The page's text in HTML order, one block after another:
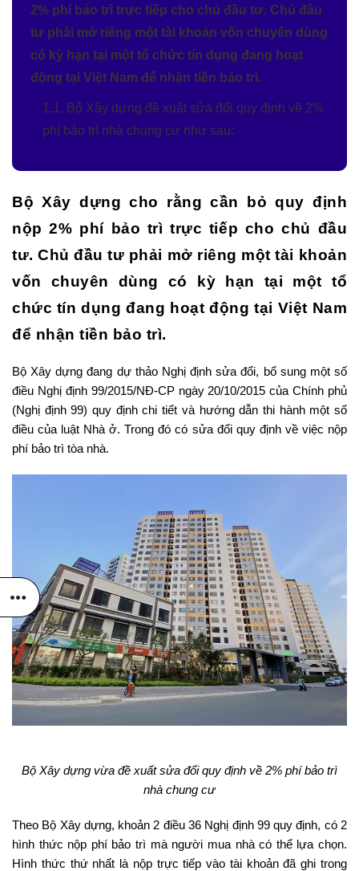
2% phí bảo trì trực tiếp cho chủ đầu tư. Chủ đầu
tư phải mở riêng một tài khoản vốn chuyên dùng
có kỳ hạn tại một tổ chức tín dụng đang hoạt
động tại Việt Nam để nhận tiền bảo trì.
1.1. Bộ Xây dựng đề xuất sửa đổi quy định về 2%
phí bảo trì nhà chung cư như sau:
Bộ Xây dựng cho rằng cần bỏ quy định
nộp 2% phí bảo trì trực tiếp cho chủ đầu
tư. Chủ đầu tư phải mở riêng một tài khoản
vốn chuyên dùng có kỳ hạn tại một tổ
chức tín dụng đang hoạt động tại Việt Nam
để nhận tiền bảo trì.
Bộ Xây dựng đang dự thảo Nghị định sửa đổi, bổ sung một số
điều Nghị định 99/2015/NĐ-CP ngày 20/10/2015 của Chính phủ
(Nghị định 99) quy định chi tiết và hướng dẫn thi hành một số
điều của luật Nhà ở. Trong đó có sửa đổi quy định về việc nộp
phí bảo trì tòa nhà.
Bộ Xây dựng vừa đề xuất sửa đổi quy định về 2% phí bảo trì
nhà chung cư
Theo Bộ Xây dựng, khoản 2 điều 36 Nghị định 99 quy định, có 2
hình thức nộp phí bảo trì mà người mua nhà có thể lựa chọn.
Hình thức thứ nhất là nộp trực tiếp vào tài khoản đã ghi trong